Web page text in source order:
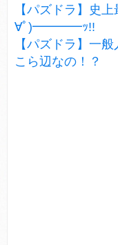
【パズドラ】史
∀ﾟ)━━━━ｯ!!
【パズドラ】一
こら辺なの！？